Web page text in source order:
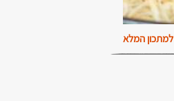
למתכון המלא